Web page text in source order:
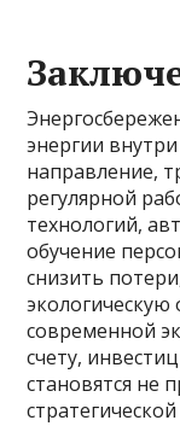
энергии
направление,
регулярной
технологий,
обучение
снизить
экологическую
современной
счету,
становятся не